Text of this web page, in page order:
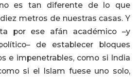
es tan diferente de lo que
metros de nuestras casas. Y
por ese afán académico –y
de establecer bloques
e impenetrables, como si India
si el Islam fuese uno solo,